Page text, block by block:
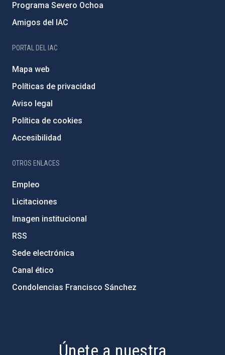
Programa Severo Ochoa
Amigos del IAC
PORTAL DEL IAC
Mapa web
Políticas de privacidad
Aviso legal
Política de cookies
Accesibilidad
OTROS ENLACES
Empleo
Licitaciones
Imagen institucional
RSS
Sede electrónica
Canal ético
Condolencias Francisco Sánchez
Únete a nuestra